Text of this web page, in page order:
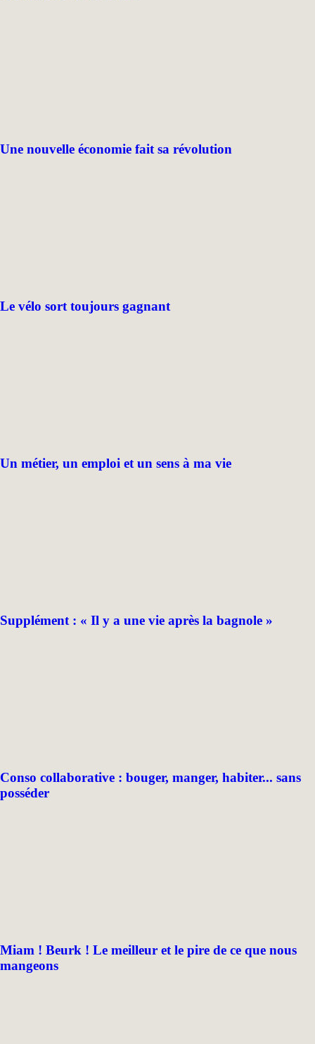
Une nouvelle économie fait sa révolution
Le vélo sort toujours gagnant
Un métier, un emploi et un sens à ma vie
Supplément : « Il y a une vie après la bagnole »
Conso collaborative : bouger, manger, habiter... sans
posséder
Miam ! Beurk ! Le meilleur et le pire de ce que nous
mangeons